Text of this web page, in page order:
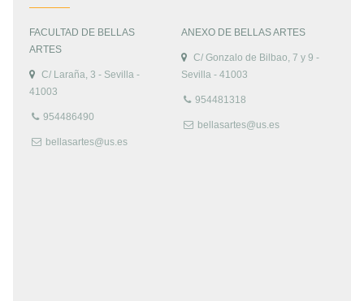
FACULTAD DE BELLAS
ARTES
C/ Laraña, 3 - Sevilla -
41003
954486490
bellasartes@us.es
ANEXO DE BELLAS ARTES
C/ Gonzalo de Bilbao, 7 y 9 -
Sevilla - 41003
954481318
bellasartes@us.es